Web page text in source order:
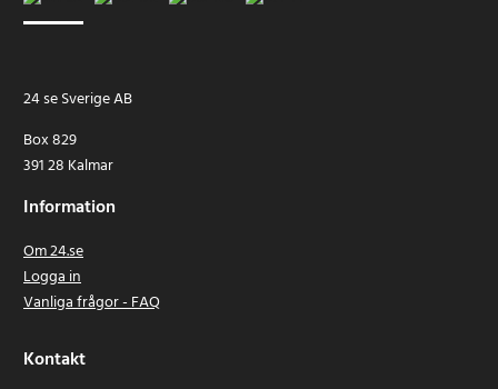
24 se Sverige AB
Box 829
391 28 Kalmar
Information
Om 24.se
Logga in
Vanliga frågor - FAQ
Kontakt